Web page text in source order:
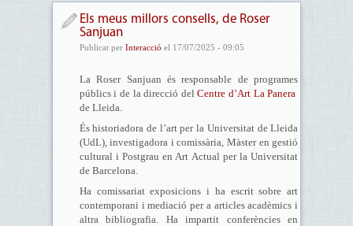
Els meus millors consells, de Roser
Sanjuan
Publicat per Interacció el 17/07/2025 - 09:05
La Roser Sanjuan és responsable de programes
públics i de la direcció delCentre d’Art La Panera
de Lleida.
És historiadora de l’art per la Universitat de Lleida
(UdL), investigadora i comissària, Màster en gestió
cultural i Postgrau en Art Actual per la Universitat
de Barcelona.
Ha comissariat exposicions i ha escrit sobre art
contemporani i mediació per a articles acadèmics i
altra bibliografia. Ha impartit conferències en